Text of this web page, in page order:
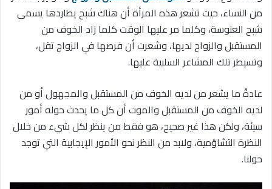
من النساء، حيث تشعر هذه المرأة أن هناك شبح يطاردها يسمى
شبح العنوسة، وكلما مر عليها الوقت كلما زاد الخوف من
المستقبل والزواج لديها، وشعرت أن فرصها في الزواج تقل،
وتسيطر تلك المشاعر السلبية عليها.
عادةً ما يشعر من لديه الخوف من المستقبل والمجهول أو من
لديه الخوف من المستقبل والموت أن كل ما يحدث حوله أمور
سيئة، ولكن هذا غير صحيح، هو فقط من ينظر لكل شيء من خلال
النظرة التشاؤمية، ولابد من النظر نحو الأمور الإيجابية التي توجد
حولنا.